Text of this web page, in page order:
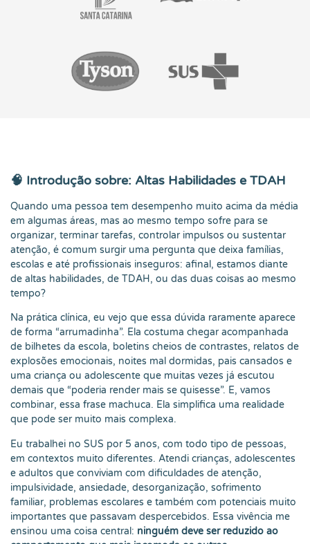
🧠 Introdução sobre: Altas Habilidades e TDAH
Quando uma pessoa tem desempenho muito acima da média
em algumas áreas, mas ao mesmo tempo sofre para se
organizar, terminar tarefas, controlar impulsos ou sustentar
atenção, é comum surgir uma pergunta que deixa famílias,
escolas e até profissionais inseguros: afinal, estamos diante
de altas habilidades, de TDAH, ou das duas coisas ao mesmo
tempo?
Na prática clínica, eu vejo que essa dúvida raramente aparece
de forma “arrumadinha”. Ela costuma chegar acompanhada
de bilhetes da escola, boletins cheios de contrastes, relatos de
explosões emocionais, noites mal dormidas, pais cansados e
uma criança ou adolescente que muitas vezes já escutou
demais que “poderia render mais se quisesse”. E, vamos
combinar, essa frase machuca. Ela simplifica uma realidade
que pode ser muito mais complexa.
Eu trabalhei no SUS por 5 anos, com todo tipo de pessoas,
em contextos muito diferentes. Atendi crianças, adolescentes
e adultos que conviviam com dificuldades de atenção,
impulsividade, ansiedade, desorganização, sofrimento
familiar, problemas escolares e também com potenciais muito
importantes que passavam despercebidos. Essa vivência me
ensinou uma coisa central: ninguém deve ser reduzido ao